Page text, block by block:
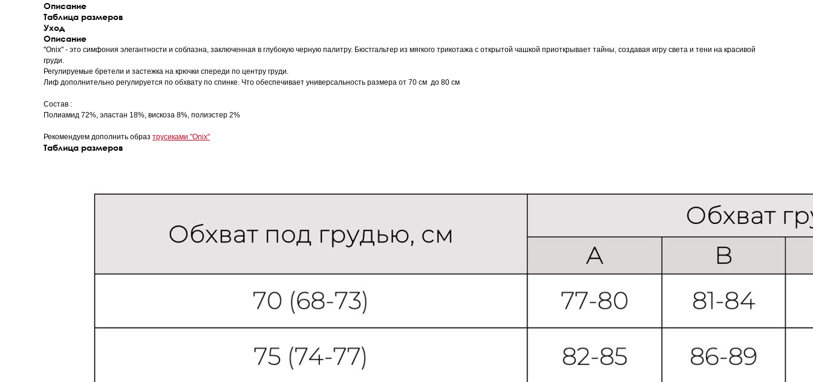
Описание
Таблица размеров
Уход
Описание
"Onix" - это симфония элегантности и соблазна, заключенная в глубокую черную палитру. Бюстгальтер из мягкого трикотажа с открытой чашкой приоткрывает тайны, создавая игру света и тени на красивой
груди.
Регулируемые бретели и застежка на крючки спереди по центру груди.
Лиф дополнительно регулируется по обхвату по спинке. Что обеспечивает универсальность размера от 70 см до 80 см
Состав :
Полиамид 72%, эластан 18%, вискоза 8%, полиэстер 2%
Рекомендуем дополнить образ трусиками "Onix"
Таблица размеров